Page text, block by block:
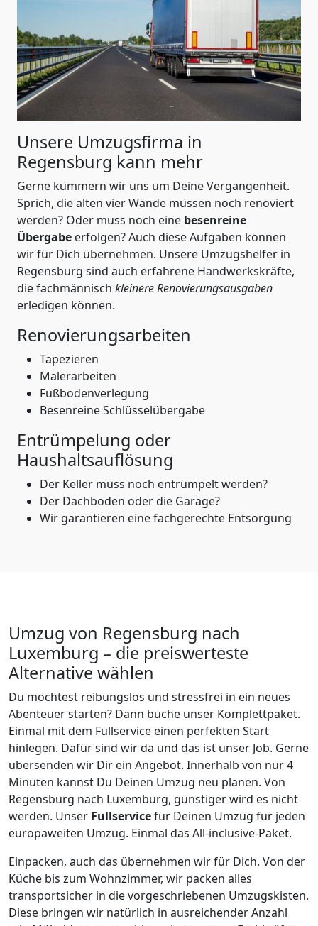
Unsere Umzugsfirma in
Regensburg kann mehr
Gerne kümmern wir uns um Deine Vergangenheit.
Sprich, die alten vier Wände müssen noch renoviert
werden? Oder muss noch eine besenreine
Übergabe erfolgen? Auch diese Aufgaben können
wir für Dich übernehmen. Unsere Umzugshelfer in
Regensburg sind auch erfahrene Handwerkskräfte,
die fachmännisch kleinere Renovierungsausgaben
erledigen können.
Renovierungsarbeiten
Tapezieren
Malerarbeiten
Fußbodenverlegung
Besenreine Schlüsselübergabe
Entrümpelung oder
Haushaltsauflösung
Der Keller muss noch entrümpelt werden?
Der Dachboden oder die Garage?
Wir garantieren eine fachgerechte Entsorgung
Umzug von Regensburg nach
Luxemburg – die preiswerteste
Alternative wählen
Du möchtest reibungslos und stressfrei in ein neues
Abenteuer starten? Dann buche unser Komplettpaket.
Einmal mit dem Fullservice einen perfekten Start
hinlegen. Dafür sind wir da und das ist unser Job. Gerne
übersenden wir Dir ein Angebot. Innerhalb von nur4
Minuten kannst Du Deinen Umzug neu planen. Von
Regensburg nach Luxemburg, günstiger wird es nicht
werden. Unser Fullservicefür Deinen Umzug für jeden
europaweiten Umzug. Einmal das All-inclusive-Paket.
Einpacken, auch das übernehmen wir für Dich. Von der
Küche bis zum Wohnzimmer, wir packen alles
transportsicher in die vorgeschriebenen Umzugskisten.
Diese bringen wir natürlich in ausreichender Anzahl